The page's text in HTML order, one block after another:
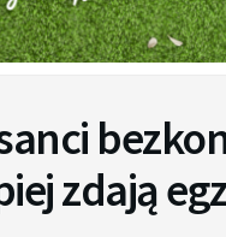
zdają